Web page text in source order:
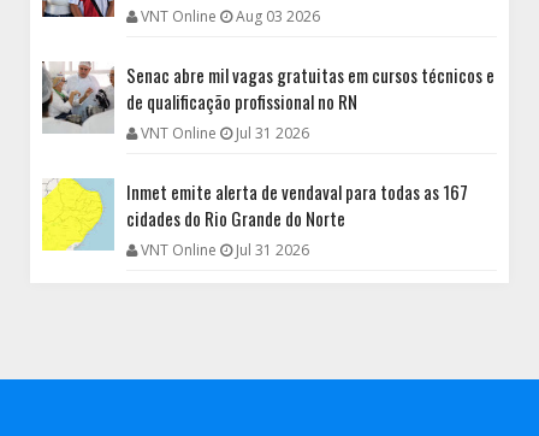
VNT Online Aug 03 2026
Senac abre mil vagas gratuitas em cursos técnicos e
de qualificação profissional no RN
VNT Online Jul 31 2026
Inmet emite alerta de vendaval para todas as 167
cidades do Rio Grande do Norte
VNT Online Jul 31 2026